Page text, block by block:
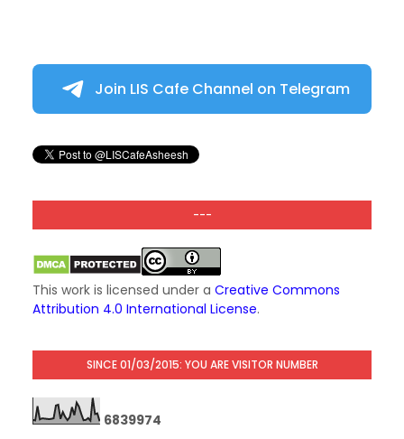
Join LIS Cafe Channel on Telegram
---
This work is licensed under a Creative Commons
Attribution 4.0 International License.
SINCE 01/03/2015: YOU ARE VISITOR NUMBER
6839974